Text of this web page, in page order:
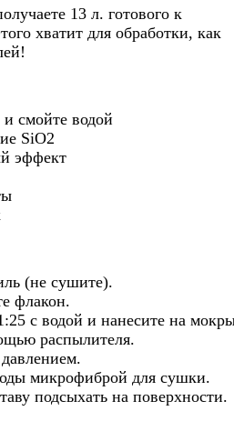
13 л. готового к
хватит для обработки, как
смойте водой
SiO2
эффект
(не сушите).
флакон.
с водой и нанесите на
распылителя.
микрофиброй для сушки.
подсыхать на поверхности.